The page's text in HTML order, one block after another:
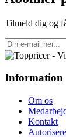
Tilmeld dig og
Information
Om os
Kontakt